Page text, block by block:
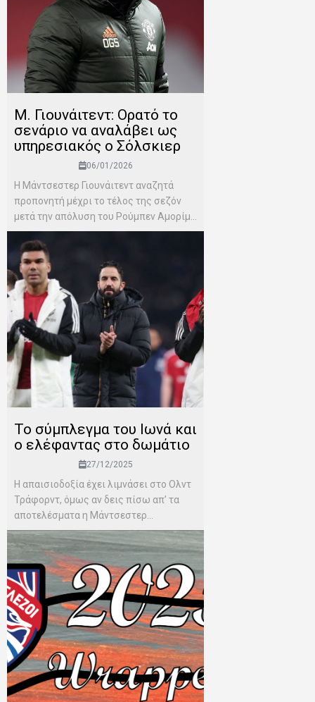
Μ. Γιουνάιτεντ: Ορατό το
σενάριο να αναλάβει ως
υπηρεσιακός ο Σόλσκιερ
06/01/2026
Η Μάντσεστερ Γιουνάιτεντ αναζητά
προπονητή μέχρι το τέλος της σεζόν
μετά την απόλυση του Ρούμπεν Αμορίμ...
Το σύμπλεγμα του Ιωνά και
ο ελέφαντας στο δωμάτιο
27/12/2025
Η απαισιοδοξία έχει λιμνάσει στο Ολντ
Τράφορντ, όμως αν δεις πίσω απ’ τα
αποτελέσματα η Μάντσεστερ...